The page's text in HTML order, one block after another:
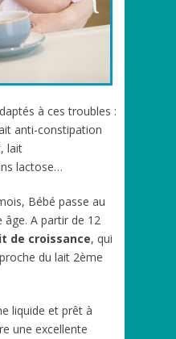
à ces troubles :
anti-constipation
lait
lactose…
Bébé passe au
A partir de 12
de croissance, qui
du lait 2ème
liquide et prêt à
une excellente